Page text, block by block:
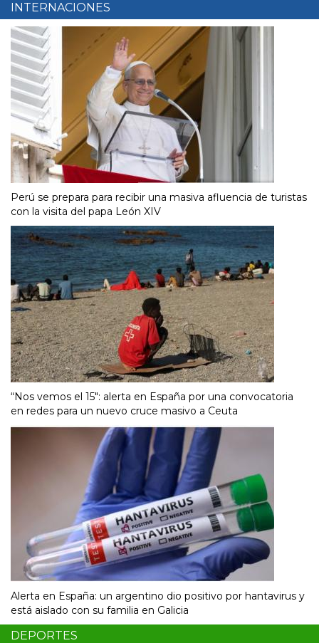
INTERNACIONES
Perú se prepara para recibir una masiva afluencia de turistas
con la visita del papa León XIV
“Nos vemos el 15″: alerta en España por una convocatoria
en redes para un nuevo cruce masivo a Ceuta
Alerta en España: un argentino dio positivo por hantavirus y
está aislado con su familia en Galicia
DEPORTES